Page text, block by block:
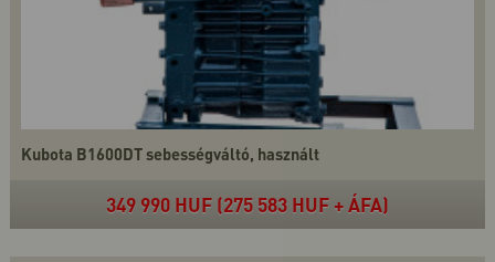
Kubota B1600DT sebességváltó, használt
349 990 HUF (275 583 HUF + ÁFA)